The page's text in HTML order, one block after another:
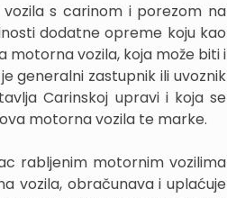
s carinom i porezom na
dodatne opreme koju kao
motorna vozila, koja može biti i
generalni zastupnik ili uvoznik
Carinskoj upravi i koja se
motorna vozila te marke.
rabljenim motornim vozilima
vozila, obračunava i uplaćuje